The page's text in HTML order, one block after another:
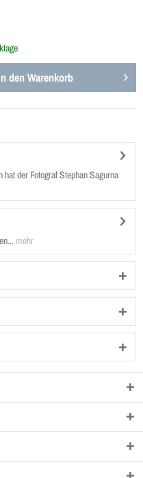
den Warenkorb
der Fotograf Stephan Sagurna
mehr